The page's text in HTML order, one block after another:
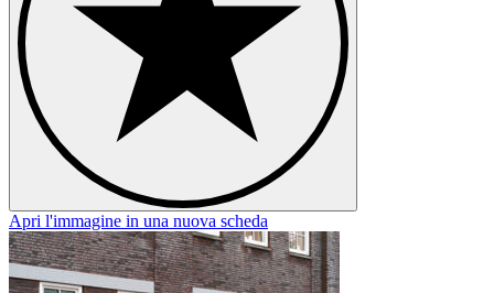
Apri l'immagine in una nuova scheda